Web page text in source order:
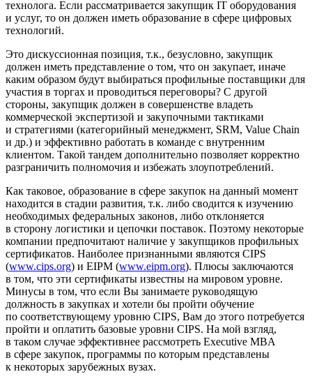
технолога. Если рассматривается закупщик IT оборудования
и услуг, то он должен иметь образование в сфере цифровых
технологий.
Это дискуссионная позиция, т.к., безусловно, закупщик
должен иметь представление о том, что он закупает, иначе
каким образом будут выбираться профильные поставщики для
участия в торгах и проводиться переговоры? С другой
стороны, закупщик должен в совершенстве владеть
коммерческой экспертизой и закупочными тактиками
и стратегиями (категорийный менеджмент, SRM, Value Chain
и др.) и эффективно работать в команде с внутренним
клиентом. Такой тандем дополнительно позволяет корректно
разграничить полномочия и избежать злоупотреблений.
Как таковое, образование в сфере закупок на данный момент
находится в стадии развития, т.к. либо сводится к изучению
необходимых федеральных законов, либо отклоняется
в сторону логистики и цепочки поставок. Поэтому некоторые
компании предпочитают наличие у закупщиков профильных
сертификатов. Наиболее признанными являются CIPS
(www.cips.org) и EIPM (www.eipm.org). Плюсы заключаются
в том, что эти сертификаты известны на мировом уровне.
Минусы в том, что если Вы занимаете руководящую
должность в закупках и хотели бы пройти обучение
по соответствующему уровню CIPS, Вам до этого потребуется
пройти и оплатить базовые уровни CIPS. На мой взгляд,
в таком случае эффективнее рассмотреть Executive MBA
в сфере закупок, программы по которым представлены
к некоторых зарубежных вузах.